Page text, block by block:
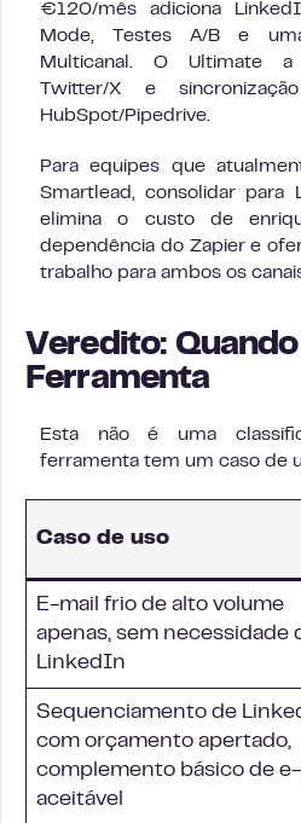
€120/mês adiciona
Mode, Testes A/B e
Multicanal. O Ultimate
Twitter/X e
HubSpot/Pipedrive.
Para equipes que
Smartlead, consolidar
elimina o custo de
dependência do Zapier e
trabalho para ambos os
Veredito:
Ferramenta
Esta não é uma
ferramenta tem um caso de
Caso de uso
E-mail frio de alto volume
apenas, sem necessidade
LinkedIn
Sequenciamento de
com orçamento apertado,
complemento básico de e-
aceitável